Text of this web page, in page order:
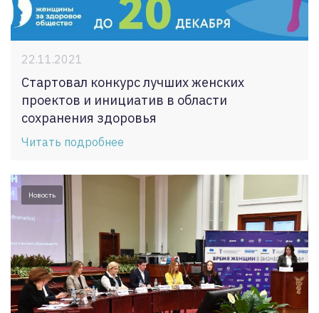
22.11.2021
Стартовал конкурс лучших женских
проектов и инициатив в области
сохранения здоровья
Читать подробнее
Новость